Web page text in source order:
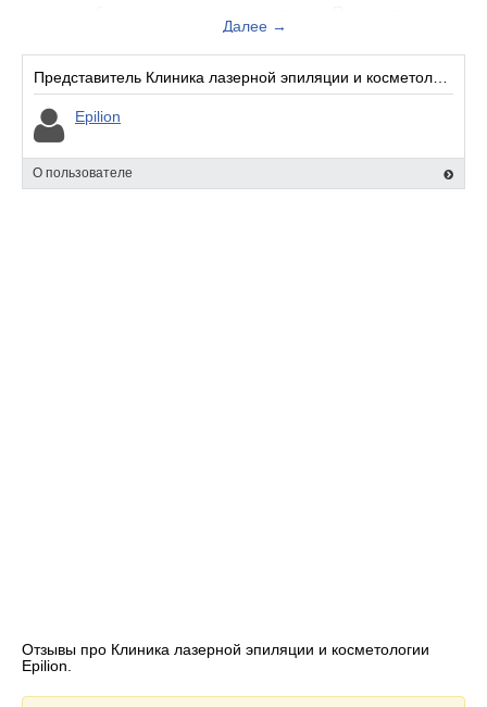
пилингов резоннее всего в холодное время года, но,
безусловно, программу разрабатывают с учетом специфики
вашей кожи.
Помимо этого, к услугам гостей клиники аппаратная
косметология, массаж, а также эпиляция и многое другое.
Адрес организации: Ростов-на-Дону, микрорайон Северный,
Далее →
Epilion
О пользователе
Отзывы про Клиника лазерной эпиляции и косметологии
Epilion.